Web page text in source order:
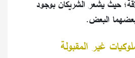
حيث يشعر الشريكان بوجود
البعض.
غير المقبولة